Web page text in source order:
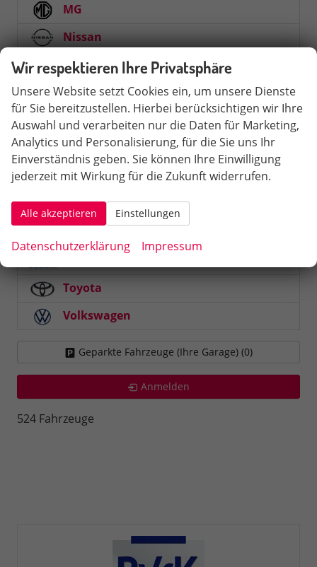
MG
Nissan
Opel
Peugeot
Seat
Arona
Ibiza
Leon Sportstourer
Toyota
Volkswagen
Geparkte Fahrzeuge (Ihre Garage) (0)
Anmelden
524 Fahrzeuge
Wir respektieren Ihre Privatsphäre
Unsere Website setzt Cookies ein, um unsere Dienste
für Sie bereitzustellen. Hierbei berücksichtigen wir Ihre
Auswahl und verarbeiten nur die Daten für Marketing,
Analytics und Personalisierung, für die Sie uns Ihr
Einverständnis geben. Sie können Ihre Einwilligung
jederzeit mit Wirkung für die Zukunft widerrufen.
Alle akzeptieren Einstellungen
Datenschutzerklärung Impressum